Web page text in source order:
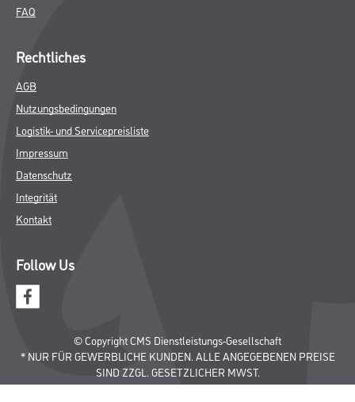
FAQ
Rechtliches
AGB
Nutzungsbedingungen
Logistik- und Servicepreisliste
Impressum
Datenschutz
Integrität
Kontakt
Follow Us
© Copyright CMS Dienstleistungs-Gesellschaft
* NUR FÜR GEWERBLICHE KUNDEN. ALLE ANGEGEBENEN PREISE
SIND ZZGL. GESETZLICHER MWST.
**Punktestand wird innerhalb mehrerer Wochen aktualisiert.